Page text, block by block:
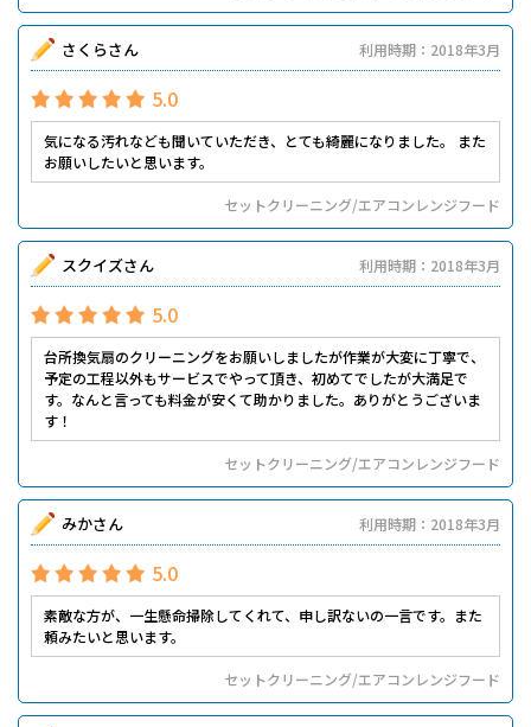
さくらさん 利用時期：2018年3月
5.0
気になる汚れなども聞いていただき、とても綺麗になりました。 また
お願いしたいと思います。
セットクリーニング/エアコンレンジフード
スクイズさん 利用時期：2018年3月
5.0
台所換気扇のクリーニングをお願いしましたが作業が大変に丁寧で、
予定の工程以外もサービスでやって頂き、初めてでしたが大満足で
す。なんと言っても料金が安くて助かりました。ありがとうございま
す！
セットクリーニング/エアコンレンジフード
みかさん 利用時期：2018年3月
5.0
素敵な方が、一生懸命掃除してくれて、申し訳ないの一言です。また
頼みたいと思います。
セットクリーニング/エアコンレンジフード